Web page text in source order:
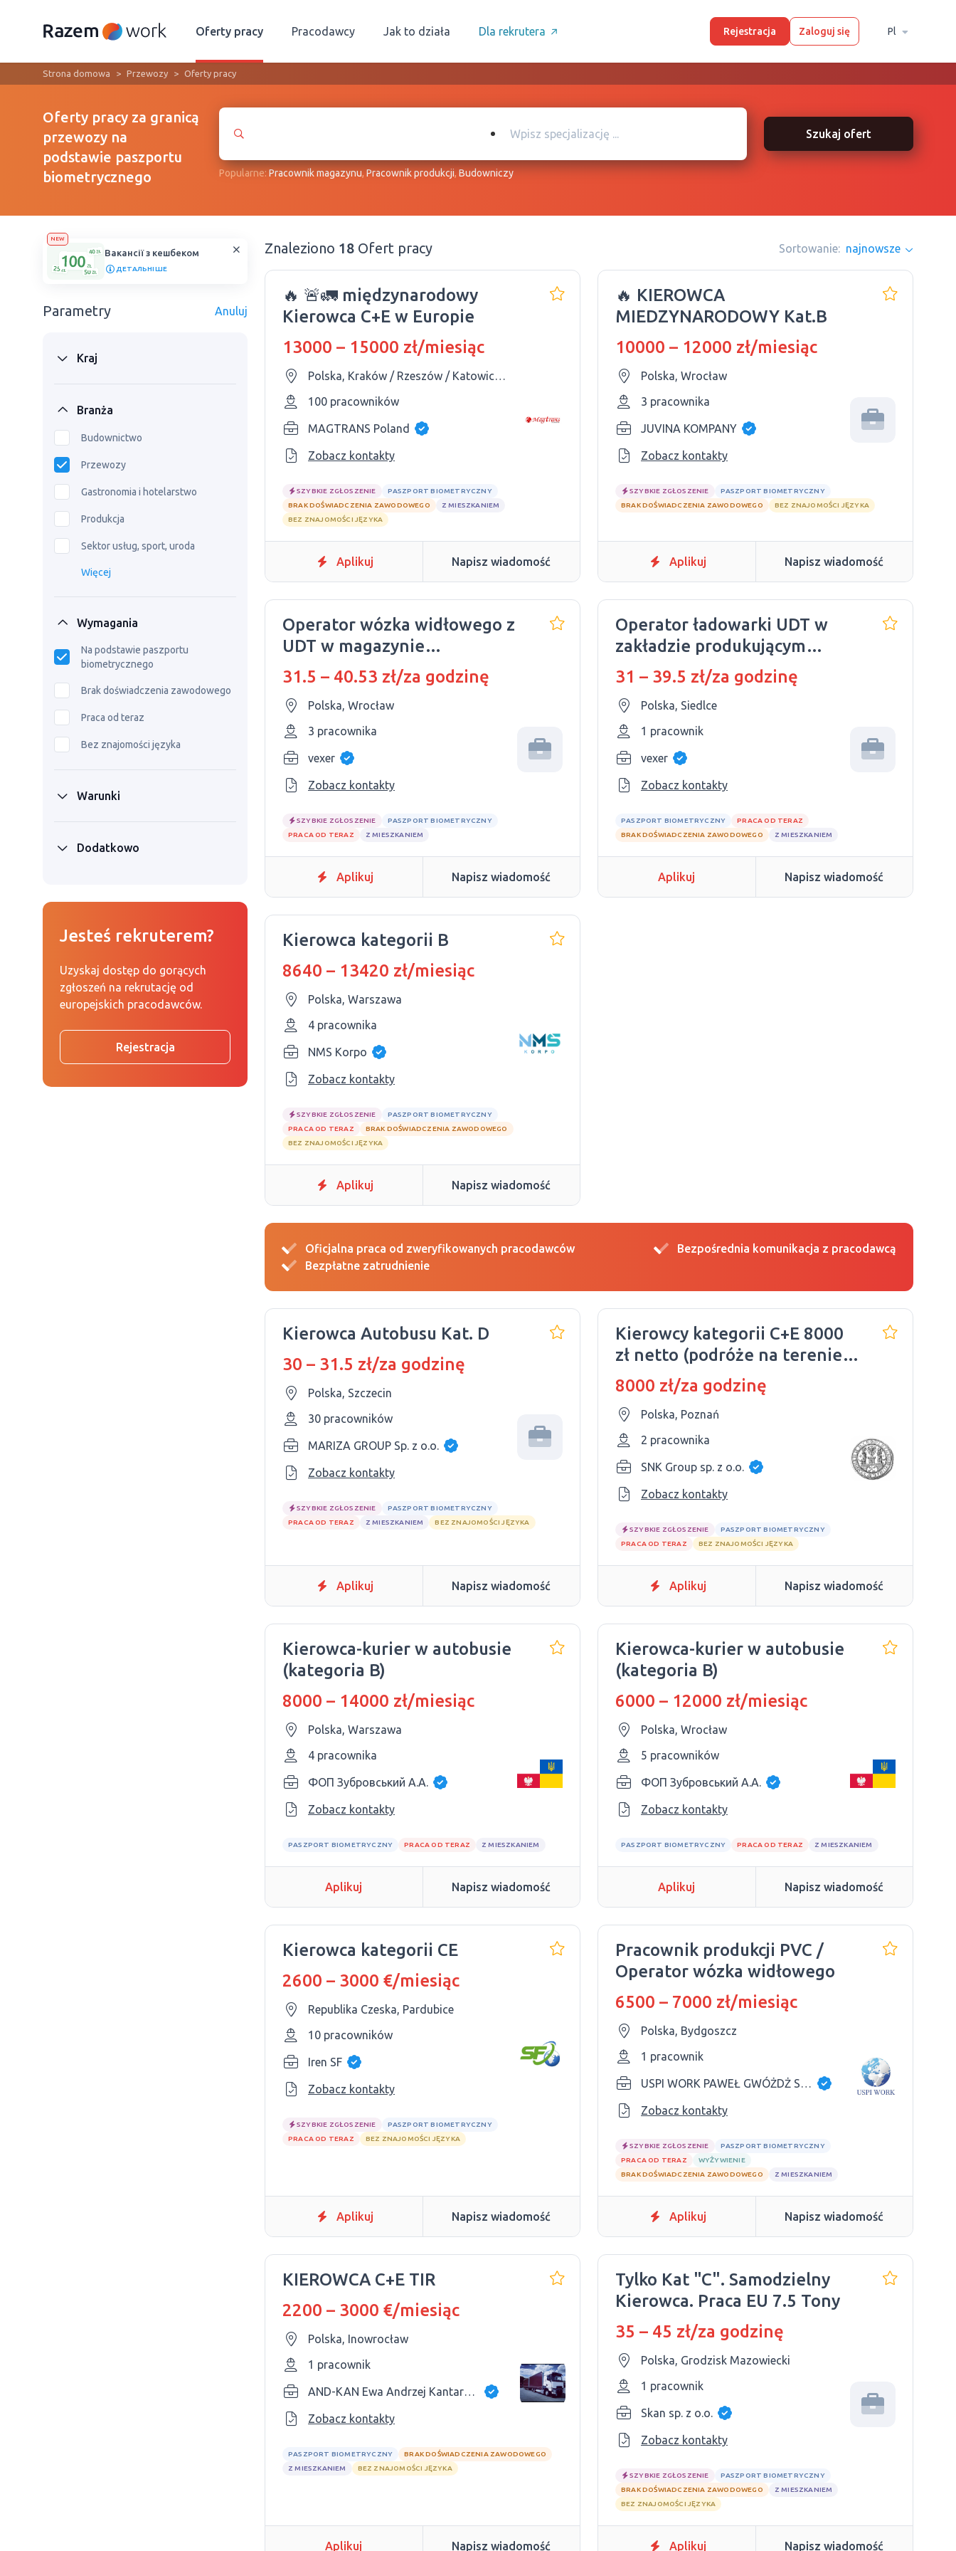
Oferty pracy Pracodawcy Jak to działa Dla rekrutera Rejestracja Zaloguj się Pl
Strona domowa Przewozy Oferty pracy
Oferty pracy za granicą
przewozy na
podstawie paszportu
biometrycznego
Szukaj ofert
Popularne:Рracownik magazynu,Pracownik produkcji,Budowniczy
NEW
Вакансії з кешбеком
ДЕТАЛЬНІШЕ
Parametry Anuluj
Kraj
Branża
Budownictwo
Przewozy
Gastronomia i hotelarstwo
Produkcja
Sektor usług, sport, uroda
Więcej
Wymagania
Na podstawie paszportu
biometrycznego
Brak doświadczenia zawodowego
Praca od teraz
Bez znajomości języka
Warunki
Dodatkowo
Jesteś rekruterem?
Uzyskaj dostęp do gorących
zgłoszeń na rekrutację od
europejskich pracodawców.
Rejestracja
Znaleziono 18 Ofert pracy Sortowanie: najnowsze
🔥 🚨🚛 międzynarodowy
Kierowca C+E w Europie
13000 – 15000 zł/miesiąc
Polska, Kraków / Rzeszów / Katowice / Kielce / Lublin
100 pracowników
MAGTRANS Poland
Zobacz kontakty
SZYBKIE ZGŁOSZENIE
PASZPORT BIOMETRYCZNY
BRAK DOŚWIADCZENIA ZAWODOWEGO
Z MIESZKANIEM
BEZ ZNAJOMOŚCI JĘZYKA
Aplikuj Napisz wiadomość
🔥 KIEROWCA
MIEDZYNARODOWY Kat.B
10000 – 12000 zł/miesiąc
Polska, Wrocław
3 pracownika
JUVINA KOMPANY
Zobacz kontakty
SZYBKIE ZGŁOSZENIE
PASZPORT BIOMETRYCZNY
BRAK DOŚWIADCZENIA ZAWODOWEGO
BEZ ZNAJOMOŚCI JĘZYKA
Aplikuj Napisz wiadomość
Operator wózka widłowego z
UDT w magazynie
farmaceutycznym
31.5 – 40.53 zł/za godzinę
Polska, Wrocław
3 pracownika
vexer
Zobacz kontakty
SZYBKIE ZGŁOSZENIE
PASZPORT BIOMETRYCZNY
PRACA OD TERAZ
Z MIESZKANIEM
Aplikuj Napisz wiadomość
Operator ładowarki UDT w
zakładzie produkującym
pociągi
31 – 39.5 zł/za godzinę
Polska, Siedlce
1 pracownik
vexer
Zobacz kontakty
PASZPORT BIOMETRYCZNY
PRACA OD TERAZ
BRAK DOŚWIADCZENIA ZAWODOWEGO
Z MIESZKANIEM
Aplikuj Napisz wiadomość
Kierowca kategorii B
8640 – 13420 zł/miesiąc
Polska, Warszawa
4 pracownika
NMS Korpo
Zobacz kontakty
SZYBKIE ZGŁOSZENIE
PASZPORT BIOMETRYCZNY
PRACA OD TERAZ
BRAK DOŚWIADCZENIA ZAWODOWEGO
BEZ ZNAJOMOŚCI JĘZYKA
Aplikuj Napisz wiadomość
Oficjalna praca od zweryfikowanych pracodawców
Bezpośrednia komunikacja z pracodawcą
Bezpłatne zatrudnienie
Kierowca Autobusu Kat. D
30 – 31.5 zł/za godzinę
Polska, Szczecin
30 pracowników
MARIZA GROUP Sp. z o.o.
Zobacz kontakty
SZYBKIE ZGŁOSZENIE
PASZPORT BIOMETRYCZNY
PRACA OD TERAZ
Z MIESZKANIEM BEZ ZNAJOMOŚCI JĘZYKA
Aplikuj Napisz wiadomość
Kierowcy kategorii C+E 8000
zł netto (podróże na terenie
Polski)
8000 zł/za godzinę
Polska, Poznań
2 pracownika
SNK Group sp. z o.o.
Zobacz kontakty
SZYBKIE ZGŁOSZENIE
PASZPORT BIOMETRYCZNY
PRACA OD TERAZ
BEZ ZNAJOMOŚCI JĘZYKA
Aplikuj Napisz wiadomość
Kierowca-kurier w autobusie
(kategoria B)
8000 – 14000 zł/miesiąc
Polska, Warszawa
4 pracownika
ФОП Зубровський А.А.
Zobacz kontakty
PASZPORT BIOMETRYCZNY PRACA OD TERAZ Z MIESZKANIEM
Aplikuj Napisz wiadomość
Kierowca-kurier w autobusie
(kategoria B)
6000 – 12000 zł/miesiąc
Polska, Wrocław
5 pracowników
ФОП Зубровський А.А.
Zobacz kontakty
PASZPORT BIOMETRYCZNY PRACA OD TERAZ Z MIESZKANIEM
Aplikuj Napisz wiadomość
Kierowca kategorii CE
2600 – 3000 €/miesiąc
Republika Czeska, Pardubice
10 pracowników
Iren SF
Zobacz kontakty
SZYBKIE ZGŁOSZENIE
PASZPORT BIOMETRYCZNY
PRACA OD TERAZ
BEZ ZNAJOMOŚCI JĘZYKA
Aplikuj Napisz wiadomość
Pracownik produkcji PVC /
Operator wózka widłowego
6500 – 7000 zł/miesiąc
Polska, Bydgoszcz
1 pracownik
USPI WORK PAWEŁ GWÓŻDŻ SP.K
Zobacz kontakty
SZYBKIE ZGŁOSZENIE
PASZPORT BIOMETRYCZNY
PRACA OD TERAZ
WYŻYWIENIE
BRAK DOŚWIADCZENIA ZAWODOWEGO
Z MIESZKANIEM
Aplikuj Napisz wiadomość
KIEROWCA C+E TIR
2200 – 3000 €/miesiąc
Polska, Inowrocław
1 pracownik
AND-KAN Ewa Andrzej Kantarek s.c.
Zobacz kontakty
PASZPORT BIOMETRYCZNY
BRAK DOŚWIADCZENIA ZAWODOWEGO
Z MIESZKANIEM
BEZ ZNAJOMOŚCI JĘZYKA
Aplikuj Napisz wiadomość
Tylko Kat "C". Samodzielny
Kierowca. Praca EU 7.5 Tony
35 – 45 zł/za godzinę
Polska, Grodzisk Mazowiecki
1 pracownik
Skan sp. z o.o.
Zobacz kontakty
SZYBKIE ZGŁOSZENIE
PASZPORT BIOMETRYCZNY
BRAK DOŚWIADCZENIA ZAWODOWEGO
Z MIESZKANIEM
BEZ ZNAJOMOŚCI JĘZYKA
Aplikuj Napisz wiadomość